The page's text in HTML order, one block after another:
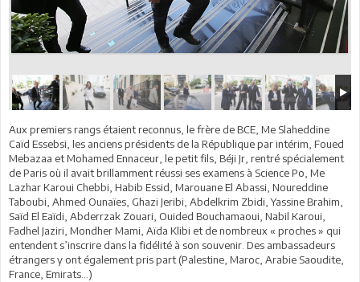
Aux premiers rangs étaient reconnus, le frère de BCE, Me Slaheddine
Caïd Essebsi, les anciens présidents de la République par intérim, Foued
Mebazaa et Mohamed Ennaceur, le petit fils, Béji Jr, rentré spécialement
de Paris où il avait brillamment réussi ses examens à Science Po, Me
Lazhar Karoui Chebbi, Habib Essid, Marouane El Abassi, Noureddine
Taboubi, Ahmed Ounaïes, Ghazi Jeribi, Abdelkrim Zbidi, Yassine Brahim,
Saïd El Eaïdi, Abderrzak Zouari, Ouided Bouchamaoui, Nabil Karoui,
Fadhel Jaziri, Mondher Mami, Aïda Klibi et de nombreux « proches » qui
entendent s’inscrire dans la fidélité à son souvenir. Des ambassadeurs
étrangers y ont également pris part (Palestine, Maroc, Arabie Saoudite,
France, Emirats…)